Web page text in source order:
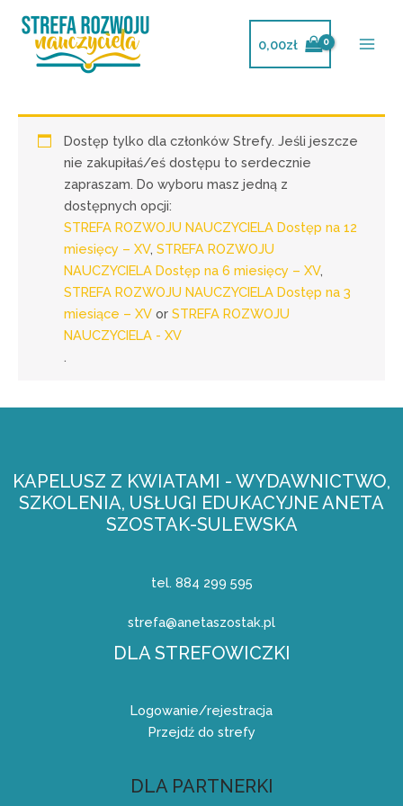
0,00zł
Dostęp tylko dla członków Strefy. Jeśli jeszcze
nie zakupiłaś/eś dostępu to serdecznie
zapraszam. Do wyboru masz jedną z
dostępnych opcji:
STREFA ROZWOJU NAUCZYCIELA Dostęp na 12
miesięcy – XV,STREFA ROZWOJU
NAUCZYCIELA Dostęp na 6 miesięcy – XV,
STREFA ROZWOJU NAUCZYCIELA Dostęp na 3
miesiące – XV orSTREFA ROZWOJU
NAUCZYCIELA - XV
.
KAPELUSZ Z KWIATAMI - WYDAWNICTWO,
SZKOLENIA, USŁUGI EDUKACYJNE ANETA
SZOSTAK-SULEWSKA
tel. 884 299 595
strefa@anetaszostak.pl
DLA STREFOWICZKI
Logowanie/rejestracja
Przejdź do strefy
DLA PARTNERKI